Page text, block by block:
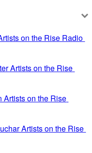
on the Rise Radio
Artists on the Rise
Artists on the Rise
Artists on the Rise